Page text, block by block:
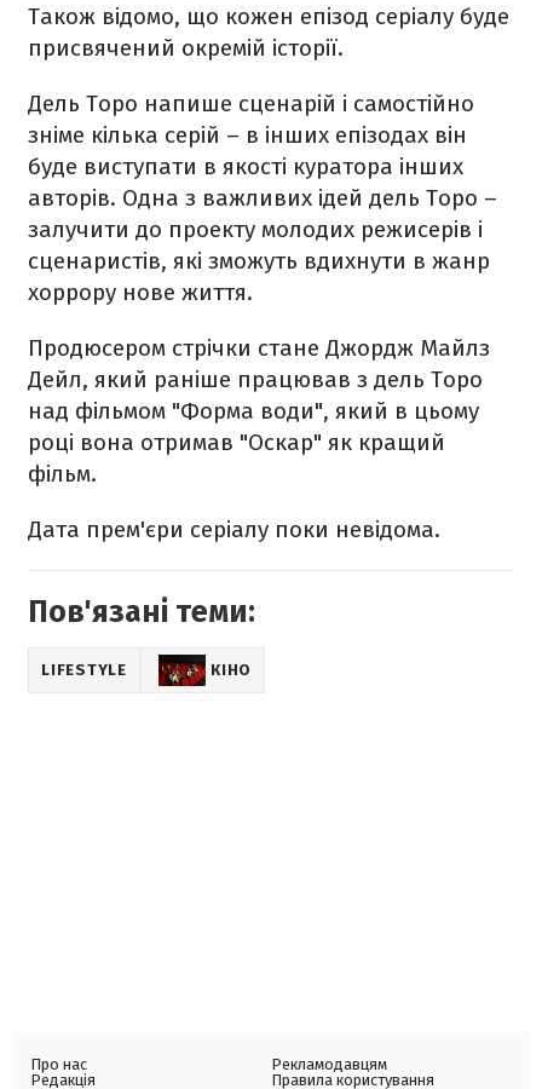
Також відомо, що кожен епізод серіалу буде
присвячений окремій історії.
Дель Торо напише сценарій і самостійно
зніме кілька серій – в інших епізодах він
буде виступати в якості куратора інших
авторів. Одна з важливих ідей дель Торо –
залучити до проекту молодих режисерів і
сценаристів, які зможуть вдихнути в жанр
хоррору нове життя.
Продюсером стрічки стане Джордж Майлз
Дейл, який раніше працював з дель Торо
над фільмом "Форма води", який в цьому
році вона отримав "Оскар" як кращий
фільм.
Дата прем'єри серіалу поки невідома.
Пов'язані теми:
LIFESTYLE КІНО
Про нас
Редакція
Рекламодавцям
Правила користування